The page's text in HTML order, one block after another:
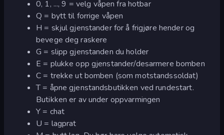
0, 1, ..., 9 = velg våpen fra hotbar
Q = bytt til forrige våpen
H = skjul gjenstander for å frigjøre hender og
bevege deg raskere
G = slipp gjenstanden du holder
E = plukke opp gjenstander/desarmere bomben
C = trekke ut bomben (som motstandssoldat)
T = åpne gjenstandsbutikken ved rundestart.
Butikken er av under oppvarmingen
Y = chat
U = lagprat